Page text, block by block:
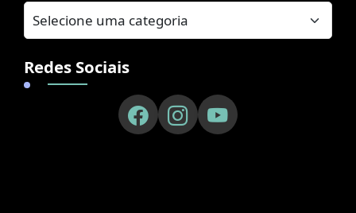
Redes Sociais